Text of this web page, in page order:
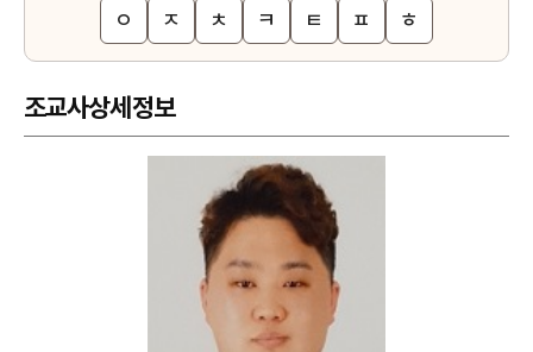
ㅇ
ㅈ ㅊ ㅋ ㅌ ㅍ ㅎ
조교사상세정보